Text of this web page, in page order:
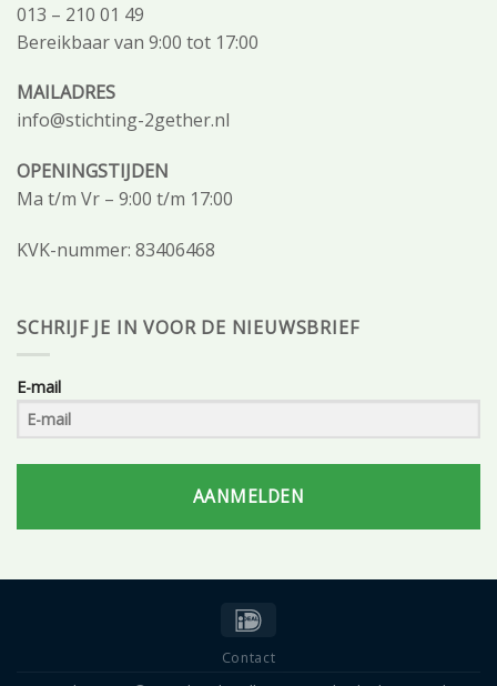
013 – 210 01 49
Bereikbaar van 9:00 tot 17:00
MAILADRES
info@stichting-2gether.nl
OPENINGSTIJDEN
Ma t/m Vr – 9:00 t/m 17:00
KVK-nummer: 83406468
SCHRIJF JE IN VOOR DE NIEUWSBRIEF
E-mail
AANMELDEN
Contact